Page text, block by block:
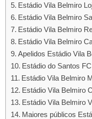
Estádio Vila Belmiro
Estádio Vila Belmiro
Estádio Vila Belmiro
Estádio Vila Belmiro
Apelidos Estádio Vila
Estádio do Santos
Estádio Vila Belmiro
Estádio Vila Belmiro
Estádio Vila Belmiro
Maiores públicos